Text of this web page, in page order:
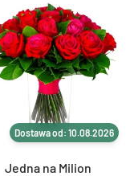
Dostawa od: 10.08.2026
Jedna na Milion